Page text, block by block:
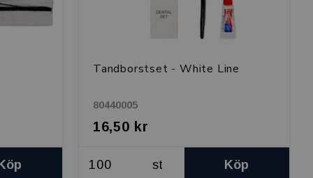
Tandborstset - White Line
80440005
16,50 kr
st Köp